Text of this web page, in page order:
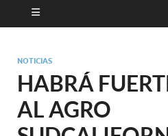
NOTICIAS
HABRÁ
AL AGRO